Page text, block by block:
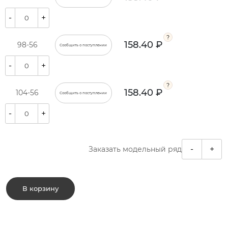
- +
98-56 Сообщить о поступлении 158.40 ₽
- +
104-56 Сообщить о поступлении 158.40 ₽
- +
Заказать модельный ряд - +
В корзину